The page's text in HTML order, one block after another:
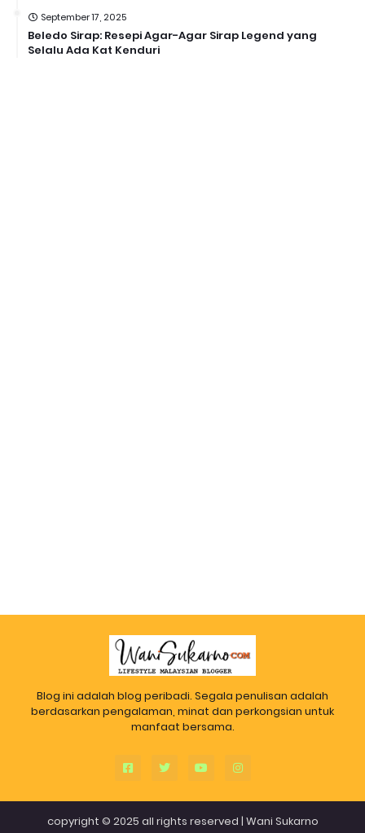
September 17, 2025
Beledo Sirap: Resepi Agar-Agar Sirap Legend yang
Selalu Ada Kat Kenduri
Blog ini adalah blog peribadi. Segala penulisan adalah
berdasarkan pengalaman, minat dan perkongsian untuk
manfaat bersama.
copyright © 2025 all rights reserved | Wani Sukarno